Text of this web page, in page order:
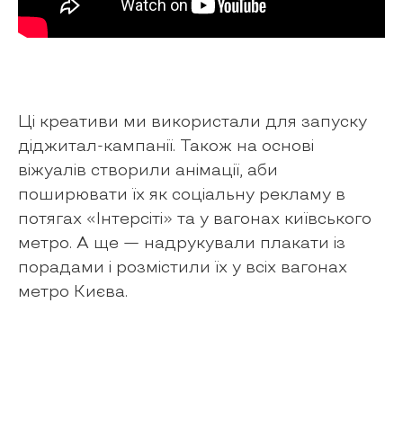
Ці креативи ми використали для запуску
діджитал-кампанії. Також на основі
віжуалів створили анімації, аби
поширювати їх як соціальну рекламу в
потягах «Інтерсіті» та у вагонах київського
метро‎. А ще — надрукували плакати із
порадами і розмістили їх у всіх вагонах
метро Києва.